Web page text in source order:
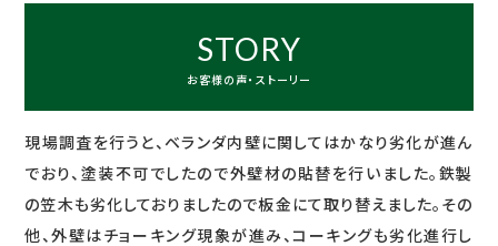
STORY
お客様の声・ストーリー
現場調査を行うと、ベランダ内壁に関してはかなり劣化が進ん
でおり、塗装不可でしたので外壁材の貼替を行いました。鉄製
の笠木も劣化しておりましたので板金にて取り替えました。その
他、外壁はチョーキング現象が進み、コーキングも劣化進行し